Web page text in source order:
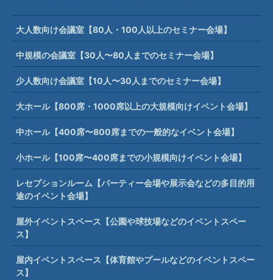
大人数向け会議室【80人・100人以上のセミナー会場】
中規模の会議室【30人〜80人までのセミナー会場】
少人数向け会議室【10人〜30人までのセミナー会場】
大ホール【800席・1000席以上の大規模向けイベント会場】
中ホール【400席〜800席までの一般的なイベント会場】
小ホール【100席〜400席までの小規模向けイベント会場】
レセプションルーム【パーティー会場や展示会などの多目的用
途のイベント会場】
屋外イベントスペース【公園や球技場などのイベントスペー
ス】
屋内イベントスペース【体育館やプールなどのイベントスペー
ス】